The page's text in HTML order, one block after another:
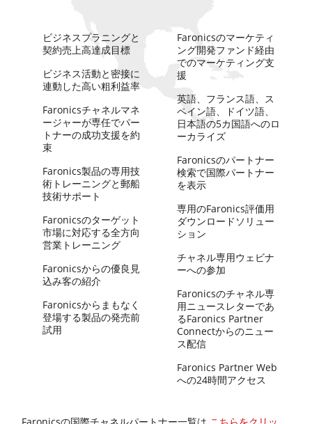
ビジネスプラニングと
契約売上高達成目標
ビジネス活動と密接に
連動した高い粗利益率
Faronicsチャネルマネ
ージャーが専任でパー
トナーの成功支援を約
束
Faronics製品の専用技
術トレーニングと郵船
技術サポート
Faronicsのターゲット
市場に対応する全方向
営業トレーニング
Faronicsからの優良見
込み客の紹介
Faronicsからまもなく
登場する製品の発売前
試用
Faronicsのマーケティ
ング開発ファンド経由
でのマーケティング支
援
英語、フランス語、ス
ペイン語、ドイツ語、
日本語の5カ国語へのロ
ーカライズ
Faronicsのパートナー
検索で国際パートナー
を表示
専用のFaronics評価用
ダウンロードソリュー
ション
チャネル専用ウェビナ
ーへの参加
Faronicsのチャネル専
用ニュースレターであ
るFaronics Partner
Connectからのニュー
ス配信
Faronics Partner Web
への24時間アクセス